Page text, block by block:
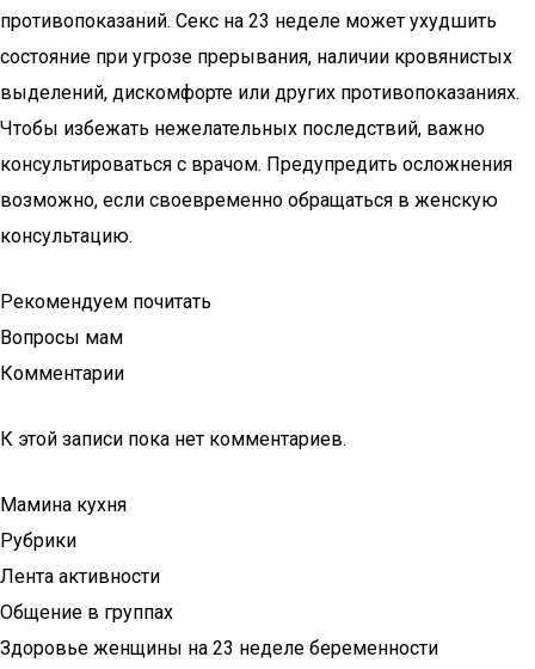
противопоказаний. Секс на 23 неделе может ухудшить
состояние при угрозе прерывания, наличии кровянистых
выделений, дискомфорте или других противопоказаниях.
Чтобы избежать нежелательных последствий, важно
консультироваться с врачом. Предупредить осложнения
возможно, если своевременно обращаться в женскую
консультацию.
Рекомендуем почитать
Вопросы мам
Комментарии
К этой записи пока нет комментариев.
Мамина кухня
Рубрики
Лента активности
Общение в группах
Здоровье женщины на 23 неделе беременности